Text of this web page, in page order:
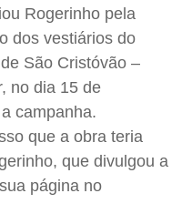
Rogerinho pela
dos vestiários do
São Cristóvão –
no dia 15 de
campanha.
que a obra teria
, que divulgou a
página no